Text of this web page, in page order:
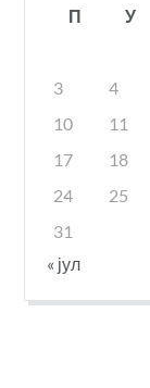
П У
3
4
10
11
17
18
24
25
31
« јул